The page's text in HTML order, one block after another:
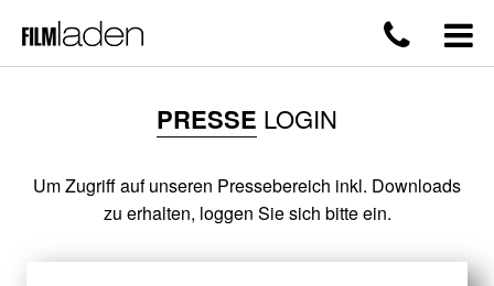
PRESSE LOGIN
Um Zugriff auf unseren Pressebereich inkl. Downloads
zu erhalten, loggen Sie sich bitte ein.